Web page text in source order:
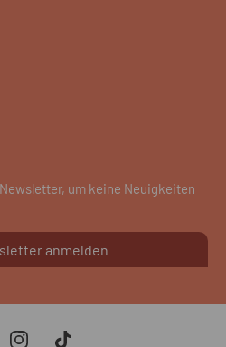
um keine Neuigkeiten
anmelden